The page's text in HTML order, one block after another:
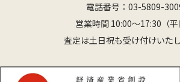
電話番号： 03-5809-
営業時間 10:00〜17:30（平
査定は土日祝も受け付けいたし